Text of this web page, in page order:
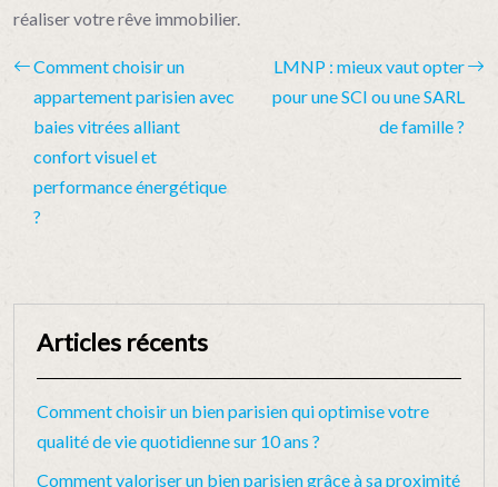
réaliser votre rêve immobilier.
Comment choisir un
appartement parisien avec
baies vitrées alliant
confort visuel et
performance énergétique
?
LMNP : mieux vaut opter
pour une SCI ou une SARL
de famille ?
Articles récents
Comment choisir un bien parisien qui optimise votre
qualité de vie quotidienne sur 10 ans ?
Comment valoriser un bien parisien grâce à sa proximité